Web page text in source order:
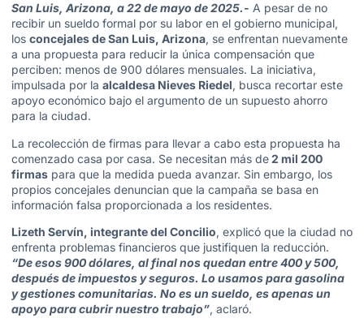
San Luis, Arizona, a 22 de mayo de 2025.- A pesar de no
recibir un sueldo formal por su labor en el gobierno municipal,
los concejales de San Luis, Arizona, se enfrentan nuevamente
a una propuesta para reducir la única compensación que
perciben: menos de 900 dólares mensuales. La iniciativa,
impulsada por la alcaldesa Nieves Riedel, busca recortar este
apoyo económico bajo el argumento de un supuesto ahorro
para la ciudad.
La recolección de firmas para llevar a cabo esta propuesta ha
comenzado casa por casa. Se necesitan más de2 mil 200
firmas para que la medida pueda avanzar. Sin embargo, los
propios concejales denuncian que la campaña se basa en
información falsa proporcionada a los residentes.
Lizeth Servín, integrante del Concilio, explicó que la ciudad no
enfrenta problemas financieros que justifiquen la reducción.
“De esos 900 dólares, al final nos quedan entre 400 y 500,
después de impuestos y seguros. Lo usamos para gasolina
y gestiones comunitarias. No es un sueldo, es apenas un
apoyo para cubrir nuestro trabajo”, aclaró.